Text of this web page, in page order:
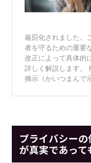
プライバシー
が真実であっ